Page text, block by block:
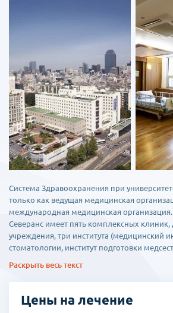
Система Здравоохранения при
только как ведущая медицинская
международная медицинская
Северанс имеет пять комплексных клиник,
учреждения, три института (медицинский
стоматологии, институт подготовки
Многопрофильная клиника Каннам
слаженную компьютерную сеть,
специализированными клиниками.
Раскрыть весь текст
Цены на лечение